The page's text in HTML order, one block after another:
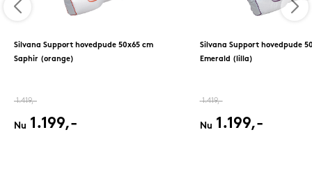
Silvana Support hovedpude 50x65 cm
Saphir (orange)
1.419,-
Nu 1.199,-
Silvana Support hovedpude
Emerald (lilla)
1.419,-
Nu 1.199,-